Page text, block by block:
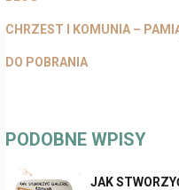
CHRZEST I KOMUNIA –
DO POBRANIA
PODOBNE WPISY
JAK